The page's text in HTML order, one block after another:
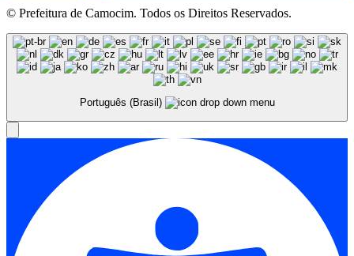
© Prefeitura de Camocim. Todos os Direitos Reservados.
Português (Brasil)